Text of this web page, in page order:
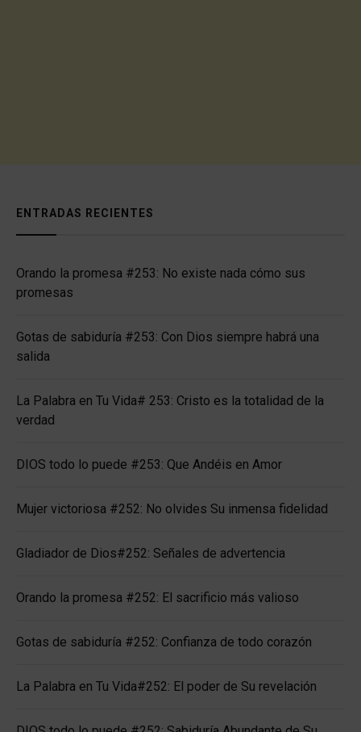
ENTRADAS RECIENTES
Orando la promesa #253: No existe nada cómo sus
promesas
Gotas de sabiduría #253: Con Dios siempre habrá una
salida
La Palabra en Tu Vida# 253: Cristo es la totalidad de la
verdad
DIOS todo lo puede #253: Que Andéis en Amor
Mujer victoriosa #252: No olvides Su inmensa fidelidad
Gladiador de Dios#252: Señales de advertencia
Orando la promesa #252: El sacrificio más valioso
Gotas de sabiduría #252: Confianza de todo corazón
La Palabra en Tu Vida#252: El poder de Su revelación